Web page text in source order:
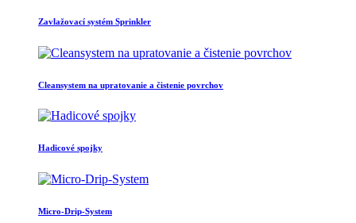
Zavlažovací systém Sprinkler
Cleansystem na upratovanie a čistenie povrchov
Hadicové spojky
Micro-Drip-System